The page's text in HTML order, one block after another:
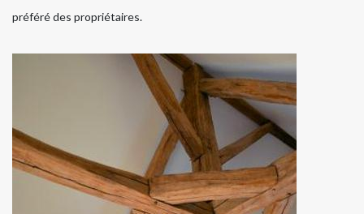
préféré des propriétaires.